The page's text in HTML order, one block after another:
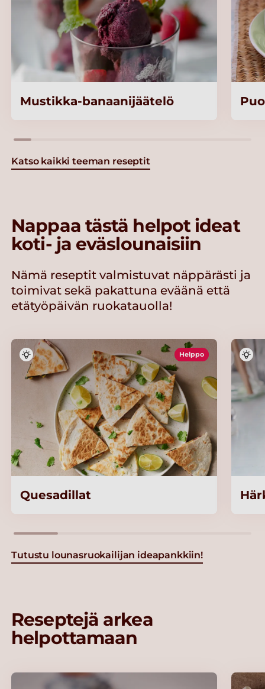
Mustikka-banaanijäätelö
Katso kaikki teeman reseptit
Nappaa tästä helpot ideat
koti- ja eväslounaisiin
Nämä reseptit valmistuvat näppärästi ja
toimivat sekä pakattuna eväänä että
etätyöpäivän ruokatauolla!
Helppo
Quesadillat
Tutustu lounasruokailijan ideapankkiin!
Reseptejä arkea
helpottamaan